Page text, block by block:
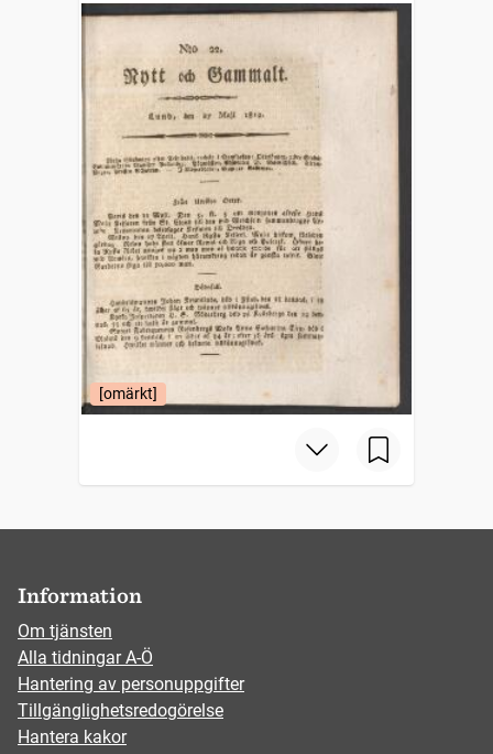
[omärkt]
Information
Om tjänsten
Alla tidningar A-Ö
Hantering av personuppgifter
Tillgänglighetsredogörelse
Hantera kakor